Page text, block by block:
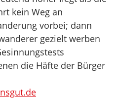
kein Weg an
vorbei; dann
gezielt werben
die Häfte der Bürger